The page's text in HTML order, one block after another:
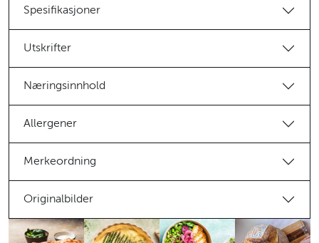
Spesifikasjoner
Utskrifter
Næringsinnhold
Allergener
Merkeordning
Originalbilder